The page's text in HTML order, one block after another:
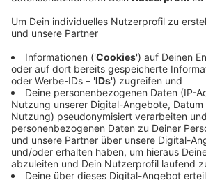
Seit gestern sind bei uns die letzten
Vorgaben der Bundes-Notbremse
Inzidenz stabil unter 100 liegt. Die 7-
liegt heute bei 65,7. Sport unter
wieder erlaubt – mit Personen aus
Haushalt oder mit bis zu fünf
Hausständen. Training im
und Gruppen von bis zu 20 Kindern